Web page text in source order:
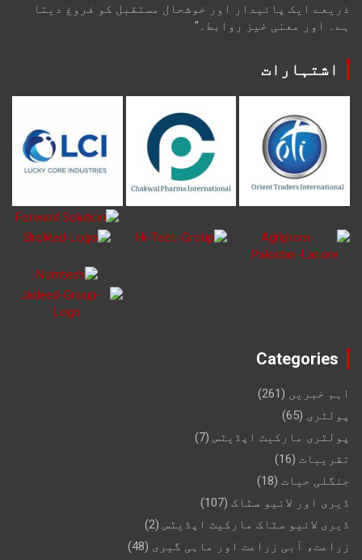
ذریعے ایک پائیدار اور خوشحال مستقبل کو فروغ دیتا
ہے۔ اور معنی خیز روابط۔"
اشتہارات
Categories
اہم خبریں (261)
پولٹری (65)
پولٹری مارکیٹ اپڈیٹس (7)
تقریبات (16)
جنگلی حیات (18)
ڈیری اور لائیو سٹاک (107)
ڈیری لائیو سٹاک مارکیٹ اپڈیٹس (2)
زراعت، آبی زراعت اور ماہی گیری (48)